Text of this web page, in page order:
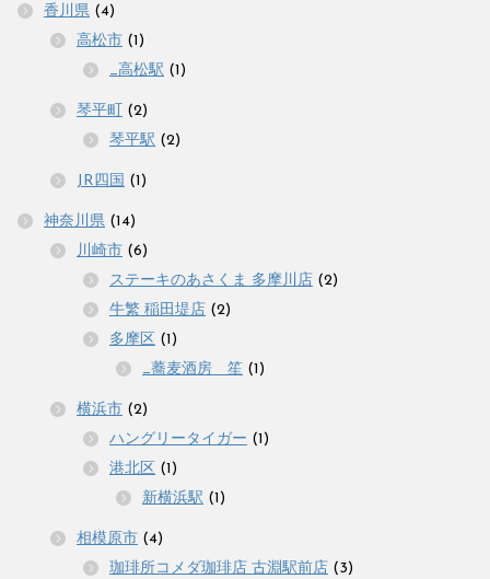
香川県 (4)
高松市 (1)
_高松駅 (1)
琴平町 (2)
琴平駅 (2)
JR四国 (1)
神奈川県 (14)
川崎市 (6)
ステーキのあさくま 多摩川店 (2)
牛繁 稲田堤店 (2)
多摩区 (1)
_蕎麦酒房 笙 (1)
横浜市 (2)
ハングリータイガー (1)
港北区 (1)
新横浜駅 (1)
相模原市 (4)
珈琲所コメダ珈琲店 古淵駅前店 (3)